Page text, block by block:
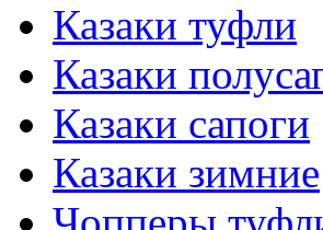
Казаки туфли
Казаки
Казаки сапоги
Казаки зимние